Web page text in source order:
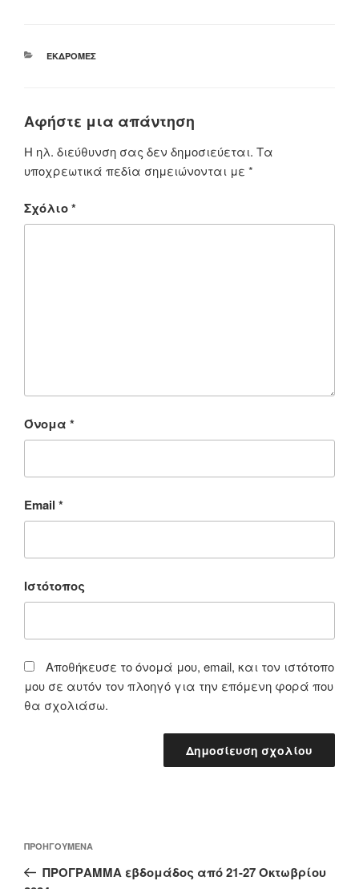
ΚΑΤΗΓΟΡΊΕΣ
ΕΚΔΡΟΜΈΣ
Αφήστε μια απάντηση
Η ηλ. διεύθυνση σας δεν δημοσιεύεται. Τα
υποχρεωτικά πεδία σημειώνονται με *
Σχόλιο*
Όνομα *
Email *
Ιστότοπος
Αποθήκευσε το όνομά μου, email, και τον ιστότοπο
μου σε αυτόν τον πλοηγό για την επόμενη φορά που
θα σχολιάσω.
άρθρων
Προηγούμενο
άρθρο
ΠΡΟΗΓΟΎΜΕΝΑ
ΠΡΟΓΡΑΜΜΑ εβδομάδος από 21-27 Οκτωβρίου